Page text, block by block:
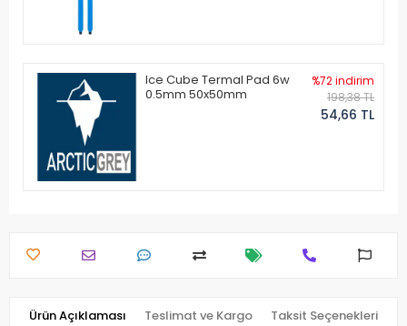
Ice Cube Termal Pad 6w
0.5mm 50x50mm
%72 indirim
198,38 TL
54,66 TL
Ürün Açıklaması Teslimat ve Kargo Taksit Seçenekleri